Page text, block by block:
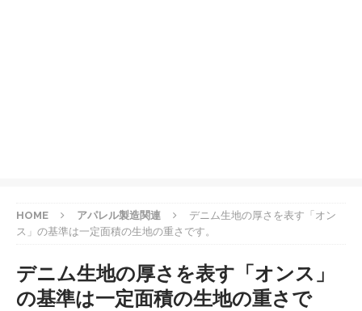
HOME アパレル製造関連
デニム生地の厚さを表す「オン
ス」の基準は一定面積の生地の重さです。
デニム生地の厚さを表す「オンス」
の基準は一定面積の生地の重さで